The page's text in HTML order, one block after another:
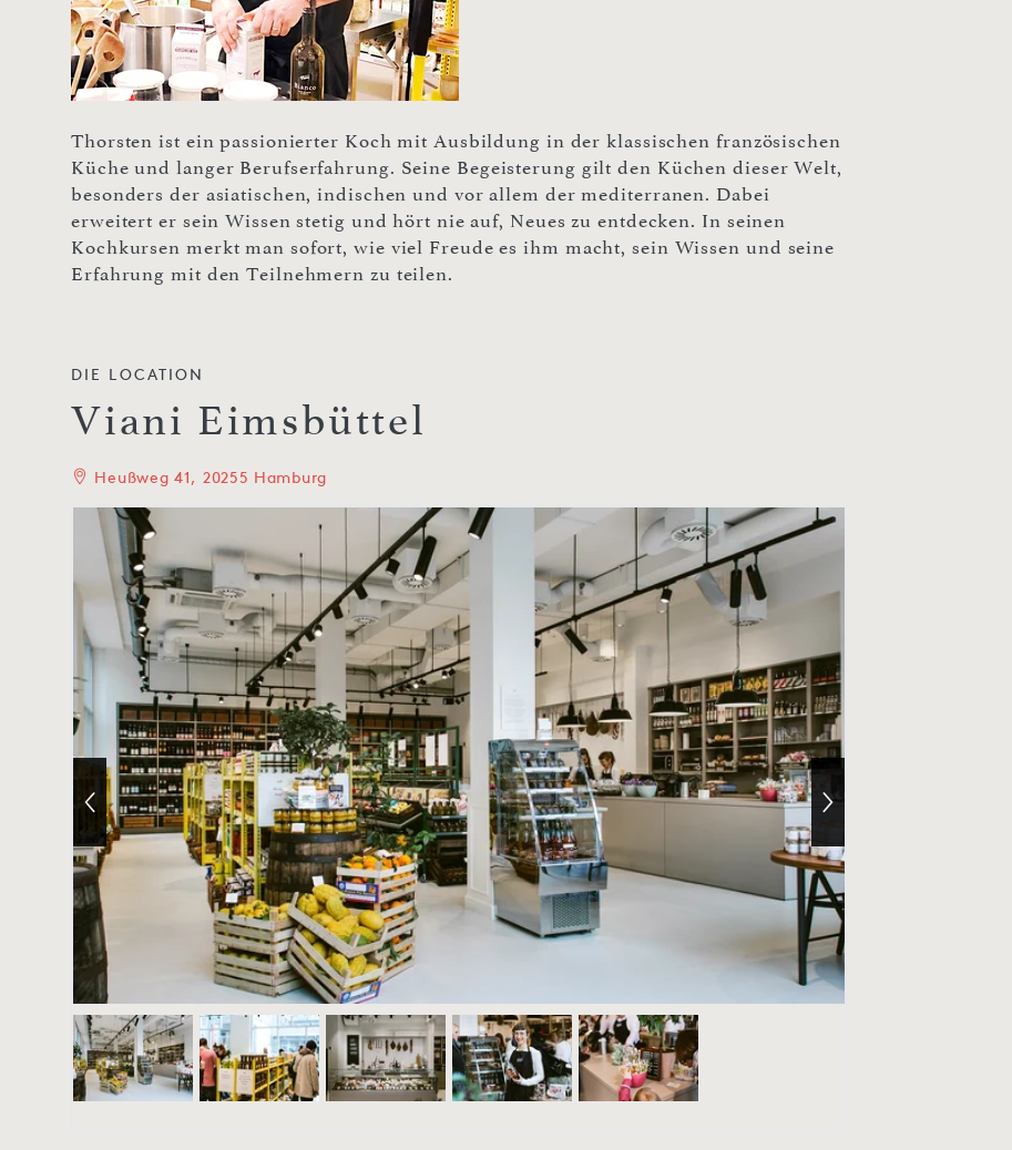
Thorsten ist ein passionierter Koch mit Ausbildung in der klassischen französischen
Küche und langer Berufserfahrung. Seine Begeisterung gilt den Küchen dieser Welt,
besonders der asiatischen, indischen und vor allem der mediterranen. Dabei
erweitert er sein Wissen stetig und hört nie auf, Neues zu entdecken. In seinen
Kochkursen merkt man sofort, wie viel Freude es ihm macht, sein Wissen und seine
Erfahrung mit den Teilnehmern zu teilen.
DIE LOCATION
Viani Eimsbüttel
Heußweg 41, 20255 Hamburg